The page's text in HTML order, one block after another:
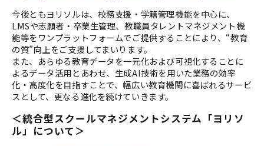
今後ともヨリソルは、校務支援・学籍管理機能を中心に、
LMSや志願者・卒業生管理、教職員タレントマネジメント機
能等をワンプラットフォームでご提供することにより、“教育
の質”向上をご支援してまいります。
また、あらゆる教育データを一元化および可視化することに
よるデータ活用とあわせ、生成AI技術を用いた業務の効率
化・高度化を目指すことで、幅広い教育機関に喜ばれるサービ
スとして、更なる進化を続けていきます。
＜統合型スクールマネジメントシステム「ヨリソ
ル」について＞